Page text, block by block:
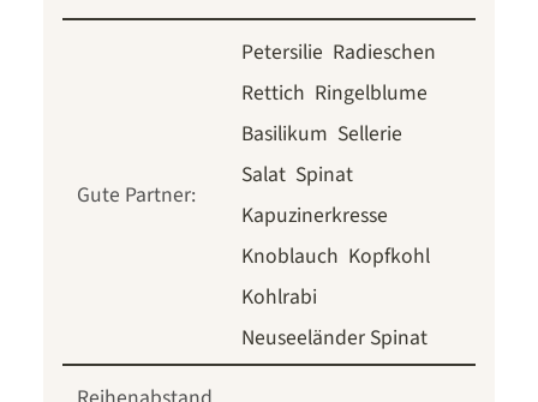
Gute Partner:
Petersilie Radieschen
Rettich Ringelblume
Basilikum Sellerie
Salat Spinat
Kapuzinerkresse
Knoblauch Kopfkohl
Kohlrabi
Neuseeländer Spinat